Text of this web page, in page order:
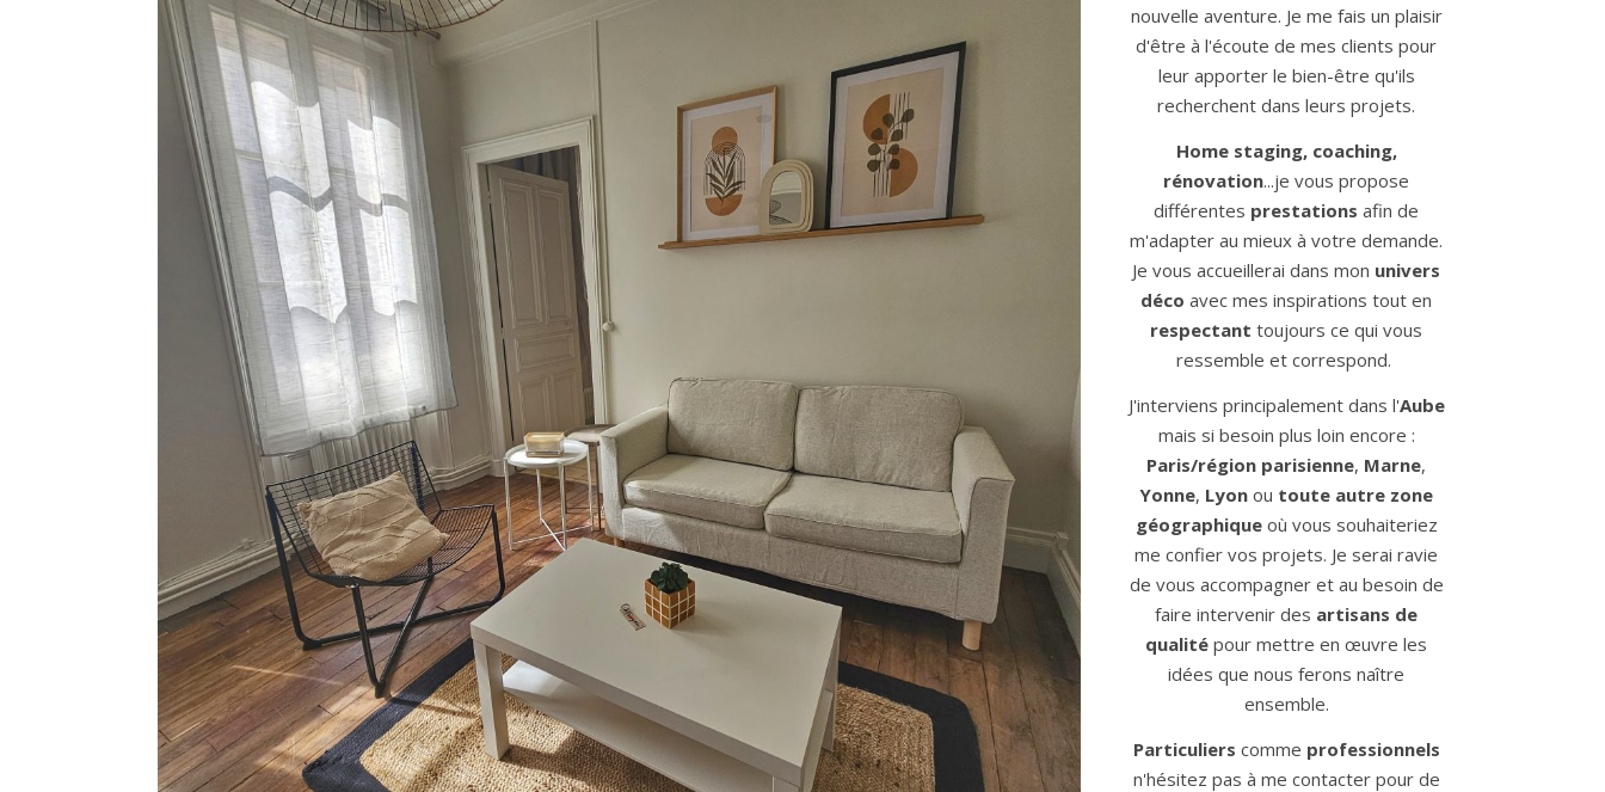
nouvelle aventure. Je me fais un plaisir
d'être à l'écoute de mes clients pour
leur apporter le bien-être qu'ils
recherchent dans leurs projets.
Home staging, coaching,
rénovation...je vous propose
différentes prestations afin de
m'adapter au mieux à votre demande.
Je vous accueillerai dans mon univers
déco avec mes inspirations tout en
respectant toujours ce qui vous
ressemble et correspond.
J'interviens principalement dans l'Aube
mais si besoin plus loin encore :
Paris/région parisienne, Marne,
Yonne, Lyon ou toute autre zone
géographiqueoù vous souhaiteriez
me confier vos projets. Je serai ravie
de vous accompagner et au besoin de
faire intervenir des artisans de
qualité pour mettre en œuvre les
idées que nous ferons naître
ensemble.
Particuliers comme professionnels
n'hésitez pas à me contacter pour de